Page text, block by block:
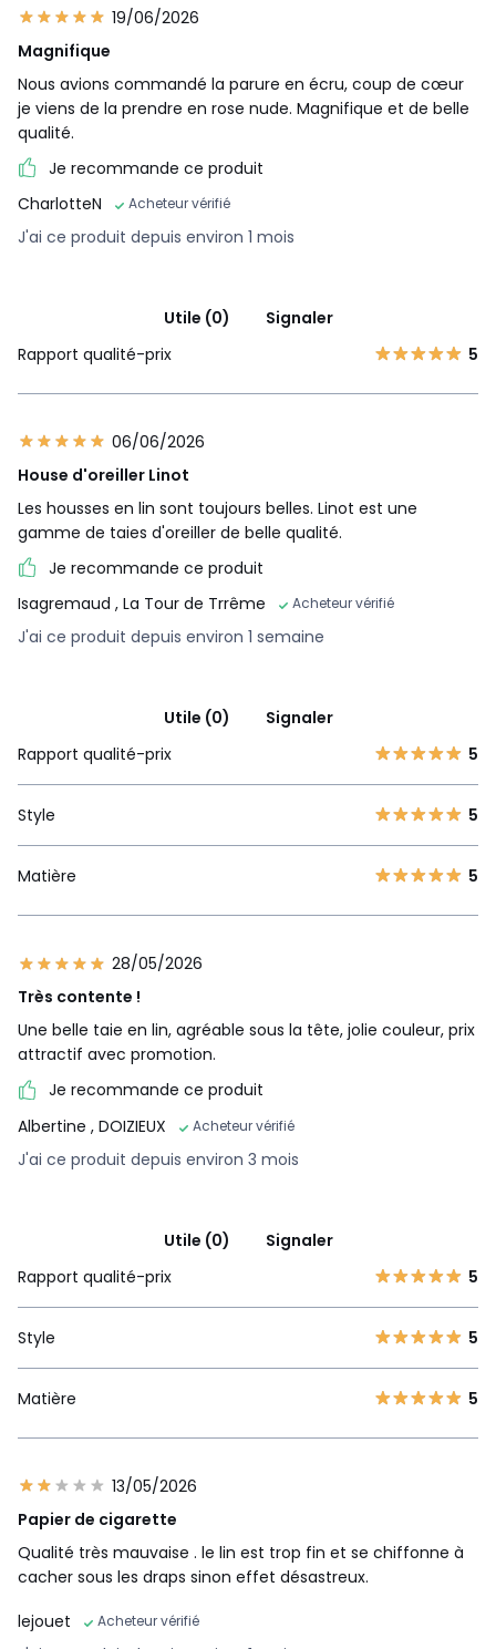
19/06/2026
Magnifique
Nous avions commandé la parure en écru, coup de cœur
je viens de la prendre en rose nude. Magnifique et de belle
qualité.
Je recommande ce produit
CharlotteN
Acheteur vérifié
J'ai ce produit depuis environ 1 mois
Utile (0)
Signaler
Rapport qualité-prix
5
06/06/2026
House d'oreiller Linot
Les housses en lin sont toujours belles. Linot est une
gamme de taies d'oreiller de belle qualité.
Je recommande ce produit
Isagremaud , La Tour de Trrême Acheteur vérifié
J'ai ce produit depuis environ 1 semaine
Utile (0)
Signaler
Rapport qualité-prix
5
Style 5
Matière 5
28/05/2026
Très contente !
Une belle taie en lin, agréable sous la tête, jolie couleur, prix
attractif avec promotion.
Je recommande ce produit
Albertine , DOIZIEUX Acheteur vérifié
J'ai ce produit depuis environ 3 mois
Utile (0)
Signaler
Rapport qualité-prix
5
Style 5
Matière 5
13/05/2026
Papier de cigarette
Qualité très mauvaise . le lin est trop fin et se chiffonne à
cacher sous les draps sinon effet désastreux.
lejouet
Acheteur vérifié